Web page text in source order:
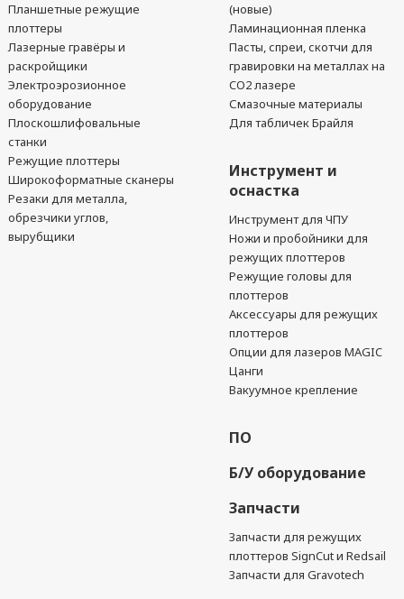
Планшетные режущие
плоттеры
Лазерные гравёры и
раскройщики
Электроэрозионное
оборудование
Плоскошлифовальные
станки
Режущие плоттеры
Широкоформатные сканеры
Резаки для металла,
обрезчики углов,
вырубщики
(новые)
Ламинационная пленка
Пасты, спреи, скотчи для
гравировки на металлах на
CO2 лазере
Смазочные материалы
Для табличек Брайля
Инструмент и
оснастка
Инструмент для ЧПУ
Ножи и пробойники для
режущих плоттеров
Режущие головы для
плоттеров
Аксессуары для режущих
плоттеров
Опции для лазеров MAGIC
Цанги
Вакуумное крепление
ПО
Б/У оборудование
Запчасти
Запчасти для режущих
плоттеров SignCut и Redsail
Запчасти для Gravotech